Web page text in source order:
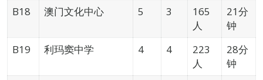
B18
澳门文化中心 5 3
165
人
21分
钟
B19
利玛窦中学 4 4
223
人
28分
钟